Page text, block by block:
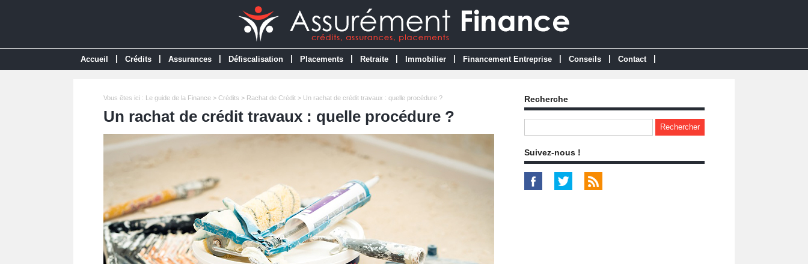
Accueil Crédits Assurances Défiscalisation Placements Retraite Immobilier Financement Entreprise Conseils Contact
Vous êtes ici : Le guide de la Finance > Crédits > Rachat de Crédit > Un rachat de crédit travaux : quelle procédure ?
Un rachat de crédit travaux : quelle procédure ?
Recherche
Suivez-nous !